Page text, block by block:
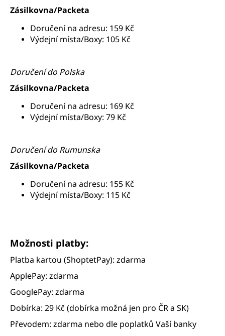
Zásilkovna/Packeta
Doručení na adresu: 159 Kč
Výdejní místa/Boxy: 105 Kč
Doručení do Polska
Zásilkovna/Packeta
Doručení na adresu: 169 Kč
Výdejní místa/Boxy: 79 Kč
Doručení do Rumunska
Zásilkovna/Packeta
Doručení na adresu: 155 Kč
Výdejní místa/Boxy: 115 Kč
Možnosti platby:
Platba kartou (ShoptetPay): zdarma
ApplePay: zdarma
GooglePay: zdarma
Dobírka: 29 Kč (dobírka možná jen pro ČR a SK)
Převodem: zdarma nebo dle poplatků Vaší banky